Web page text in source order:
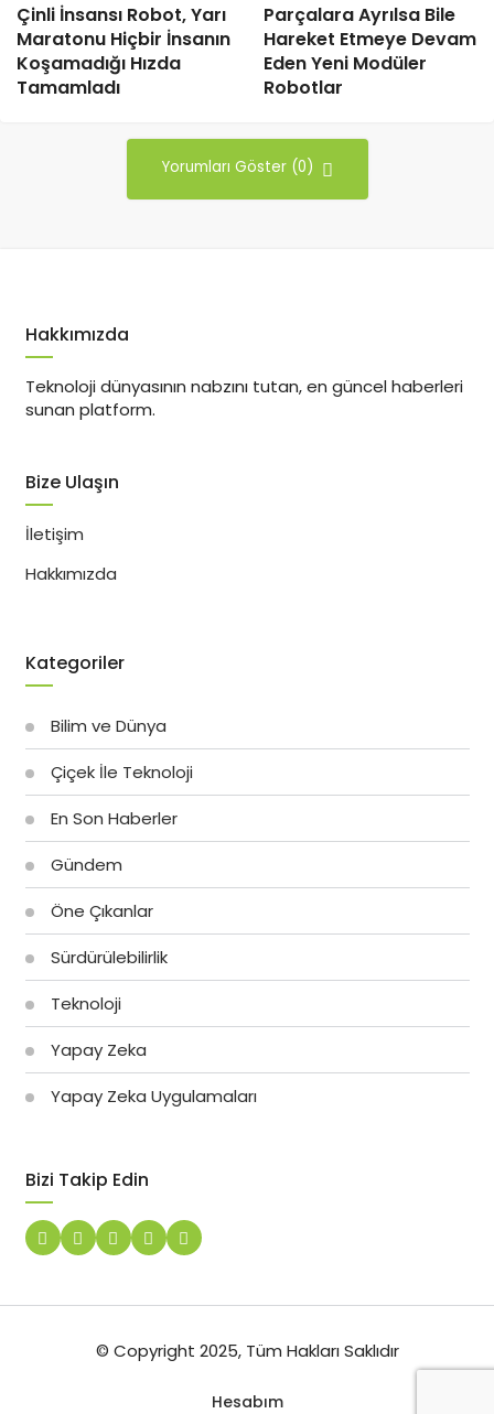
Çinli İnsansı Robot, Yarı
Maratonu Hiçbir İnsanın
Koşamadığı Hızda
Tamamladı
Parçalara Ayrılsa Bile
Hareket Etmeye Devam
Eden Yeni Modüler
Robotlar
Yorumları Göster (0)
Hakkımızda
Teknoloji dünyasının nabzını tutan, en güncel haberleri
sunan platform.
Bize Ulaşın
İletişim
Hakkımızda
Kategoriler
Bilim ve Dünya
Çiçek İle Teknoloji
En Son Haberler
Gündem
Öne Çıkanlar
Sürdürülebilirlik
Teknoloji
Yapay Zeka
Yapay Zeka Uygulamaları
Bizi Takip Edin
© Copyright 2025, Tüm Hakları Saklıdır
Hesabım